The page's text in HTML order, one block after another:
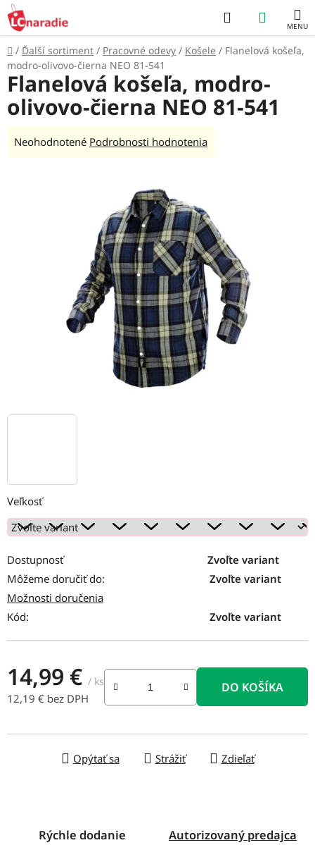
Prejsť
na
obsah
Hľadať
KOŠÍK
Domov
/ Ďalší sortiment / Pracovné odevy / Košele / Flanelová košeľa,
modro-olivovo-čierna NEO 81-541
Veľkosť
Dostupnosť
Zvoľte variant
Môžeme doručiť do:
Zvoľte variant
Možnosti doručenia
Kód:
Zvoľte variant
14,99 € / ks
12,19 € bez DPH
DO KOŠÍKA
Opýtať sa Strážiť Zdieľať
Flanelová košeľa, modro-
olivovo-čierna NEO 81-541
Priemerné
Neohodnotené Podrobnosti hodnotenia
Rýchle dodanie Autorizovaný predajca